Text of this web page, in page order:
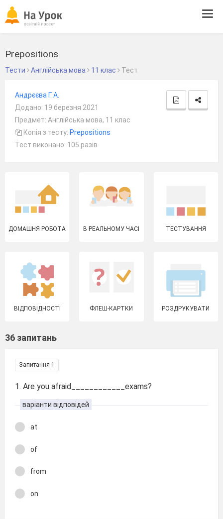
Prepositions
Тести Англійська мова 11 клас Тест
Андрєєва Г. А.
Додано: 19 березня 2021
Предмет: Англійська мова, 11 клас
Копія з тесту: Prepositions
Тест виконано: 105 разів
ДОМАШНЯ РОБОТА В РЕАЛЬНОМУ ЧАСІ ТЕСТУВАННЯ
ВІДПОВІДНОСТІ ФЛЕШ-КАРТКИ РОЗДРУКУВАТИ
36 запитань
Запитання 1
1. Are you afraid____________exams?
варіанти відповідей
at
of
from
on